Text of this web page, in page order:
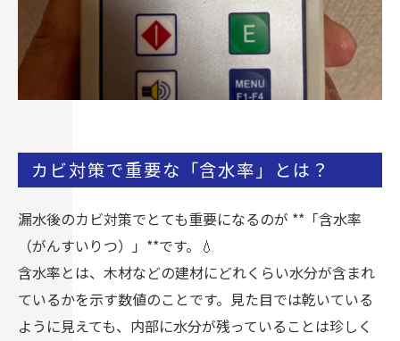
カビ対策で重要な「含水率」とは？
漏水後のカビ対策でとても重要になるのが **「含水率
（がんすいりつ）」**です。💧
含水率とは、木材などの建材にどれくらい水分が含まれ
ているかを示す数値のことです。見た目では乾いている
ように見えても、内部に水分が残っていることは珍しく